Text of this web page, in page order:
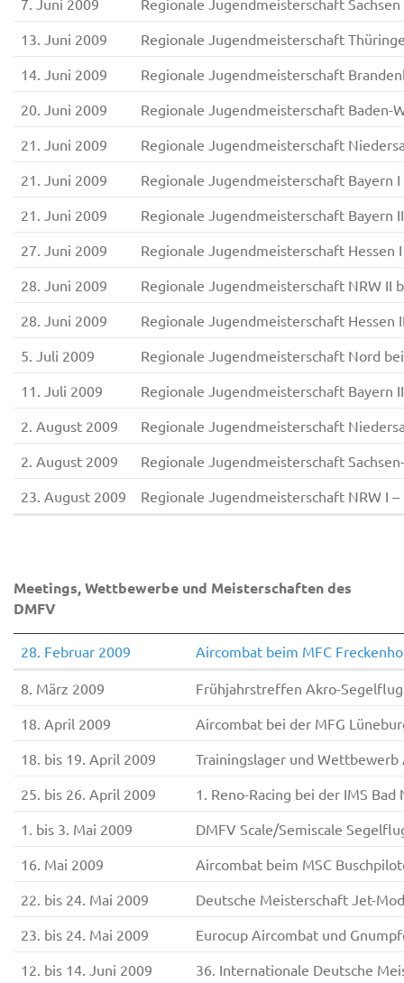
13. Juni 2009
Regionale Jugendmeisterschaft
14. Juni 2009
Regionale Jugendmeisterschaft
20. Juni 2009
Regionale Jugendmeisterschaft
21. Juni 2009
Regionale Jugendmeisterschaft
21. Juni 2009
Regionale Jugendmeisterschaft Bayern I
21. Juni 2009
Regionale Jugendmeisterschaft Bayern
27. Juni 2009
Regionale Jugendmeisterschaft Hessen
28. Juni 2009
Regionale Jugendmeisterschaft NRW II
28. Juni 2009
Regionale Jugendmeisterschaft Hessen
5. Juli 2009
Regionale Jugendmeisterschaft Nord
11. Juli 2009
Regionale Jugendmeisterschaft Bayern
2. August 2009
Regionale Jugendmeisterschaft
2. August 2009
Regionale Jugendmeisterschaft
23. August 2009
Regionale Jugendmeisterschaft NRW I
Meetings, Wettbewerbe und Meisterschaften des
DMFV
28. Februar 2009 Aircombat beim MFC
8. März 2009
Frühjahrstreffen Akro-
18. April 2009
Aircombat bei der MFG
18. bis 19. April 2009
Trainingslager und
25. bis 26. April 2009
1. Reno-Racing bei der IMS Bad
1. bis 3. Mai 2009
DMFV Scale/Semiscale
16. Mai 2009
Aircombat beim MSC
22. bis 24. Mai 2009
Deutsche Meisterschaft Jet-
23. bis 24. Mai 2009
Eurocup Aircombat und
12. bis 14. Juni 2009
36. Internationale Deutsche